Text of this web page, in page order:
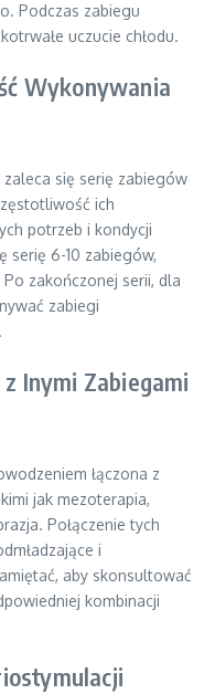
Podczas zabiegu
uczucie chłodu.
Wykonywania
się serię zabiegów
ich
potrzeb i kondycji
serię 6-10 zabiegów,
zakończonej serii, dla
zabiegi
Inymi Zabiegami
łączona z
jak mezoterapia,
Połączenie tych
i
aby skonsultować
kombinacji